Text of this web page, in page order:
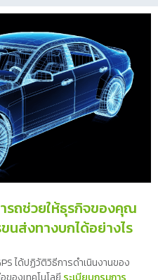
รถช่วยให้ธุรกิจของคุณ
ส่งทางบกได้อย่างไร
ได้ปฏิวัติวิธีการดำเนินงานของ